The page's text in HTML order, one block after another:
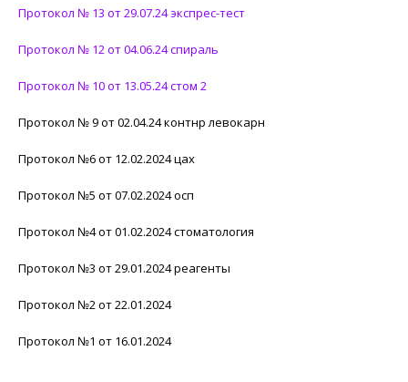
Протокол № 13 от 29.07.24 экспрес-тест
Протокол № 12 от 04.06.24 спираль
Протокол № 10 от 13.05.24 стом 2
Протокол № 9 от 02.04.24 контнр левокарн
Протокол №6 от 12.02.2024 цах
Протокол №5 от 07.02.2024 осп
Протокол №4 от 01.02.2024 стоматология
Протокол №3 от 29.01.2024 реагенты
Протокол №2 от 22.01.2024
Протокол №1 от 16.01.2024